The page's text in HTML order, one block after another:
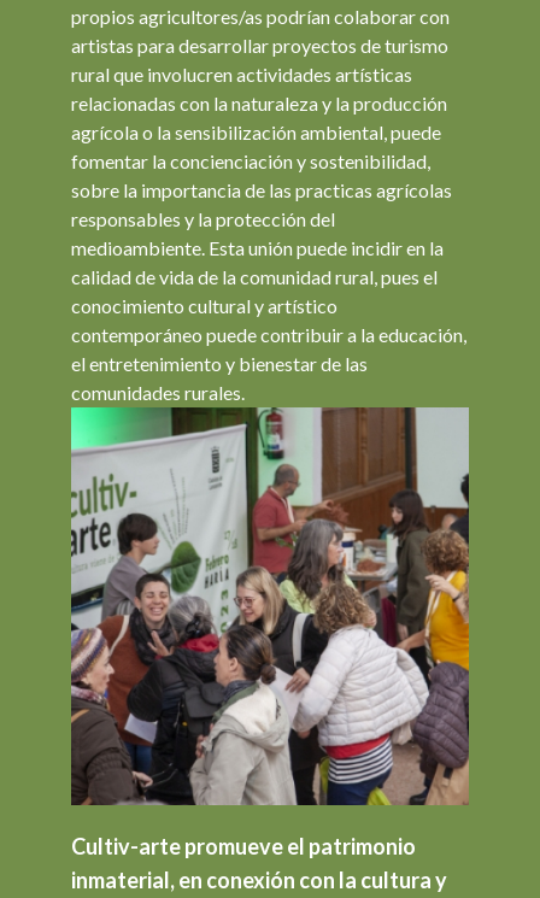
propios agricultores/as podrían colaborar con
artistas para desarrollar proyectos de turismo
rural que involucren actividades artísticas
relacionadas con la naturaleza y la producción
agrícola o la sensibilización ambiental, puede
fomentar la concienciación y sostenibilidad,
sobre la importancia de las practicas agrícolas
responsables y la protección del
medioambiente. Esta unión puede incidir en la
calidad de vida de la comunidad rural, pues el
conocimiento cultural y artístico
contemporáneo puede contribuir a la educación,
el entretenimiento y bienestar de las
comunidades rurales.
Cultiv-arte promueve el patrimonio
inmaterial, en conexión con la cultura y